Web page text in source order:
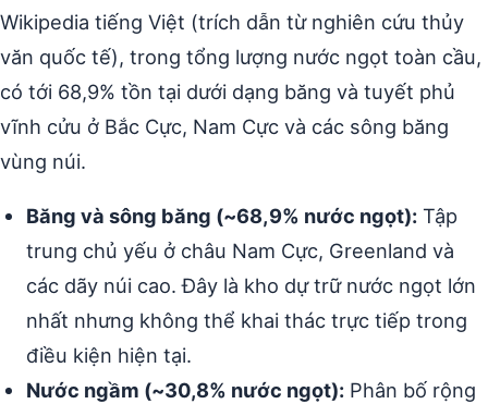
Wikipedia tiếng Việt (trích dẫn từ nghiên cứu thủy
văn quốc tế), trong tổng lượng nước ngọt toàn cầu,
có tới 68,9% tồn tại dưới dạng băng và tuyết phủ
vĩnh cửu ở Bắc Cực, Nam Cực và các sông băng
vùng núi.
Băng và sông băng (~68,9% nước ngọt): Tập
trung chủ yếu ở châu Nam Cực, Greenland và
các dãy núi cao. Đây là kho dự trữ nước ngọt lớn
nhất nhưng không thể khai thác trực tiếp trong
điều kiện hiện tại.
Nước ngầm (~30,8% nước ngọt): Phân bố rộng